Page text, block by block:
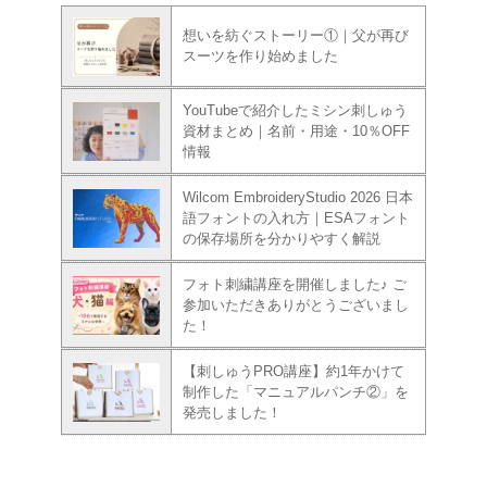
想いを紡ぐストーリー①｜父が再び
スーツを作り始めました
YouTubeで紹介したミシン刺しゅう
資材まとめ｜名前・用途・10％OFF
情報
Wilcom EmbroideryStudio 2026 日本
語フォントの入れ方｜ESAフォント
の保存場所を分かりやすく解説
フォト刺繍講座を開催しました♪ ご
参加いただきありがとうございまし
た！
【刺しゅうPRO講座】約1年かけて
制作した「マニュアルパンチ②」を
発売しました！